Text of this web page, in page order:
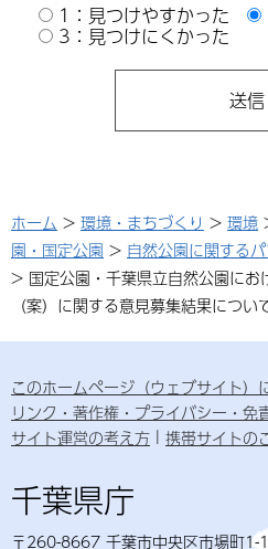
1：見つけやすかった
3：見つけにくかった
ホーム > 環境・まちづくり > 環境
園・国定公園 > 自然公園に関する
> 国定公園・千葉県立自然公園にお
（案）に関する意見募集結果につい
このホームページ（ウェブサイト）
リンク・著作権・プライバシー・免
サイト運営の考え方
携帯サイトの
千葉県庁
〒260-8667 千葉市中央区市場町1-1